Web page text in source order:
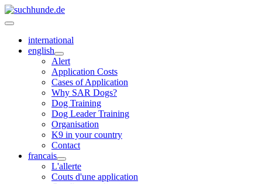
international
english
Alert
Application Costs
Cases of Application
Why SAR Dogs?
Dog Training
Dog Leader Training
Organisation
K9 in your country
Contact
francais
L'allerte
Couts d'une application